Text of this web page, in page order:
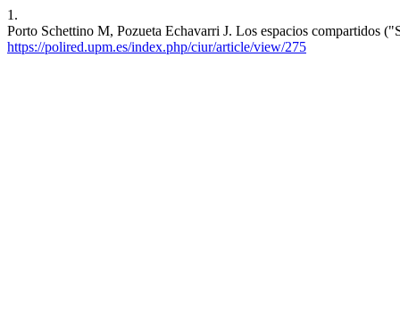
1.
Porto Schettino M, Pozueta Echavarri J. Los espacios compartidos
https://polired.upm.es/index.php/ciur/article/view/275